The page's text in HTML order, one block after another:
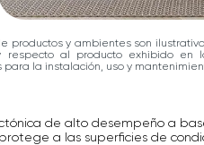
productos y ambientes son
al producto exhibido en
para la instalación, uso y
de alto desempeño a
a las superficies de